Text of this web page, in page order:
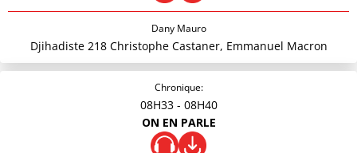
Dany Mauro
Djihadiste 218 Christophe Castaner, Emmanuel Macron
Chronique:
08H33 - 08H40
ON EN PARLE